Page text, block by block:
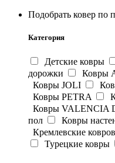
Подобрать ковер по
Категория
Детские ковры
дорожки
Ковры
Ковры JOLI
Ковры PETRA
Ковры VALENCIA
пол
Ковры
Кремлевские
Турецкие ковры